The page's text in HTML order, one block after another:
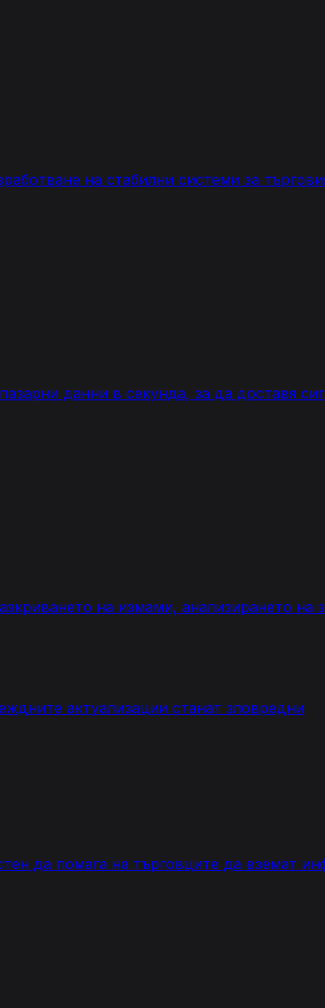
на стабилни системи за
данни в секунда, за да доставя
на измами, анализирането
актуализации станат зловредни
да помага на търговците да вземат